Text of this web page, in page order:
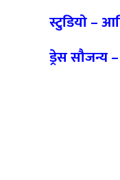
स्टुडियो –
ड्रेस सौजन्य